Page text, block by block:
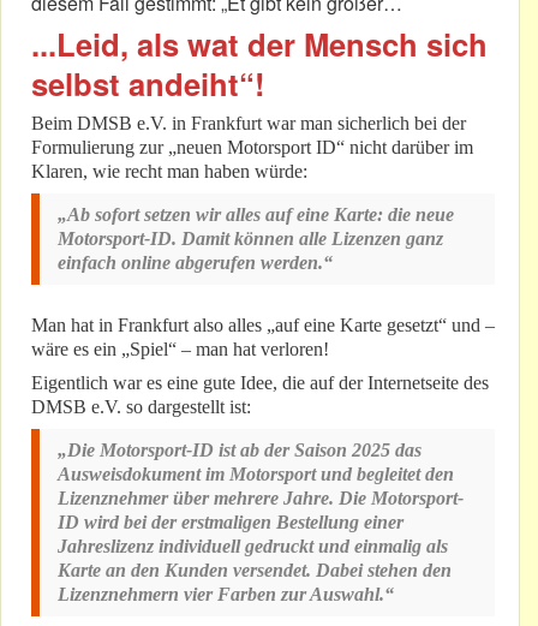
...Leid, als wat der Mensch sich
selbst andeiht“!
Beim DMSB e.V. in Frankfurt war man sicherlich bei der
Formulierung zur „neuen Motorsport ID“ nicht darüber im
Klaren, wie recht man haben würde:
„Ab sofort setzen wir alles auf eine Karte: die neue
Motorsport-ID. Damit können alle Lizenzen ganz
einfach online abgerufen werden.“
Man hat in Frankfurt also alles „auf eine Karte gesetzt“ und –
wäre es ein „Spiel“ – man hat verloren!
Eigentlich war es eine gute Idee, die auf der Internetseite des
DMSB e.V. so dargestellt ist:
„Die Motorsport-ID ist ab der Saison 2025 das
Ausweisdokument im Motorsport und begleitet den
Lizenznehmer über mehrere Jahre. Die Motorsport-
ID wird bei der erstmaligen Bestellung einer
Jahreslizenz individuell gedruckt und einmalig als
Karte an den Kunden versendet. Dabei stehen den
Lizenznehmern vier Farben zur Auswahl.“